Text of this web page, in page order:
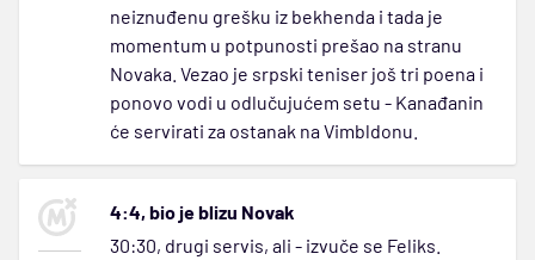
neiznuđenu grešku iz bekhenda i tada je
momentum u potpunosti prešao na stranu
Novaka. Vezao je srpski teniser još tri poena i
ponovo vodi u odlučujućem setu - Kanađanin
će servirati za ostanak na Vimbldonu.
4:4, bio je blizu Novak
30:30, drugi servis, ali - izvuče se Feliks.